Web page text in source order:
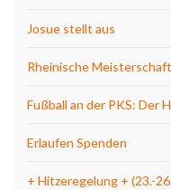
Josue stellt aus
Rheinische
Fußball an der PKS: Der
Erlaufen Spenden
+ Hitzeregelung + (23.-